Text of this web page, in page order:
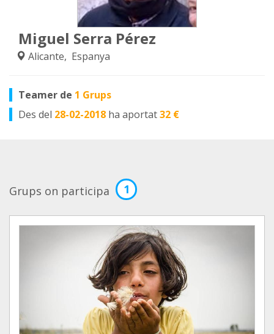
Miguel Serra Pérez
Alicante, Espanya
Teamer de 1 Grups
Des del 28-02-2018 ha aportat32 €
Grups on participa 1